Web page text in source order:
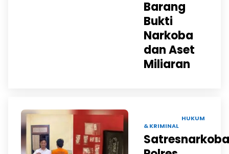
Barang
Bukti
Narkoba
dan Aset
Miliaran
HUKUM
& KRIMINAL
Satresnarkoba